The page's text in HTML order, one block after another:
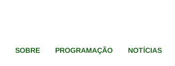
SOBRE PROGRAMAÇÃO NOTÍCIAS